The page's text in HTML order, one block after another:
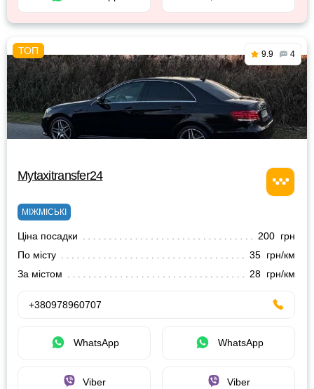
9.9 4
Mytaxitransfer24
МІЖМІСЬКІ
Ціна посадки
200 грн
По місту
35 грн/км
За містом
28 грн/км
+380978960707
WhatsApp WhatsApp
Viber Viber